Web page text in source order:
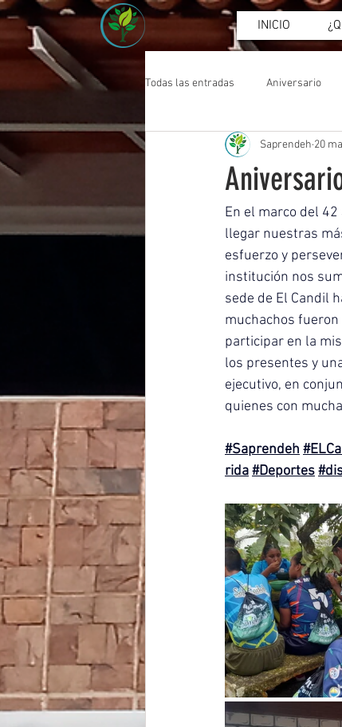
INICIO
Todas las entradas Aniversario
Saprendeh 20
En el marco del
llegar nuestras
esfuerzo y
institución nos
sede de El Candil
muchachos
participar en la
los presentes y
ejecutivo, en
quienes con
#Saprendeh
rida#Deportes